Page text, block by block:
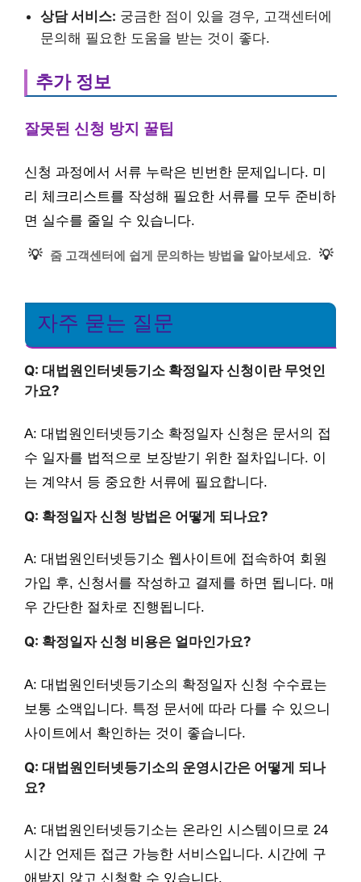
상담 서비스: 궁금한 점이 있을 경우, 고객센터에
문의해 필요한 도움을 받는 것이 좋다.
추가 정보
잘못된 신청 방지 꿀팁
신청 과정에서 서류 누락은 빈번한 문제입니다. 미
리 체크리스트를 작성해 필요한 서류를 모두 준비하
면 실수를 줄일 수 있습니다.
💡 줌 고객센터에 쉽게 문의하는 방법을 알아보세요. 💡
자주 묻는 질문
Q: 대법원인터넷등기소 확정일자 신청이란 무엇인
가요?
A: 대법원인터넷등기소 확정일자 신청은 문서의 접
수 일자를 법적으로 보장받기 위한 절차입니다. 이
는 계약서 등 중요한 서류에 필요합니다.
Q: 확정일자 신청 방법은 어떻게 되나요?
A: 대법원인터넷등기소 웹사이트에 접속하여 회원
가입 후, 신청서를 작성하고 결제를 하면 됩니다. 매
우 간단한 절차로 진행됩니다.
Q: 확정일자 신청 비용은 얼마인가요?
A: 대법원인터넷등기소의 확정일자 신청 수수료는
보통 소액입니다. 특정 문서에 따라 다를 수 있으니
사이트에서 확인하는 것이 좋습니다.
Q: 대법원인터넷등기소의 운영시간은 어떻게 되나
요?
A: 대법원인터넷등기소는 온라인 시스템이므로 24
시간 언제든 접근 가능한 서비스입니다. 시간에 구
애받지 않고 신청할 수 있습니다.